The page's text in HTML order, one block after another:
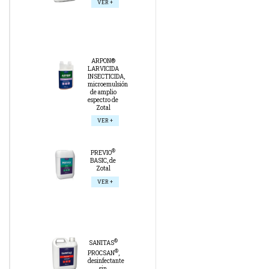
VER +
ARPON®
LARVICIDA
INSECTICIDA,
microemulsión
de amplio
espectro de
Zotal
VER +
PREVIO®
BASIC, de
Zotal
VER +
SANITAS®
PROCSAN®,
desinfectante